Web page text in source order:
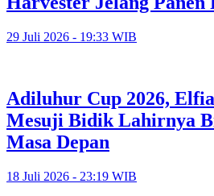
29 Juli 2026 - 19:33 WIB
Adiluhur Cup 2026,
Mesuji Bidik Lahirnya
Masa Depan
18 Juli 2026 - 23:19 WIB